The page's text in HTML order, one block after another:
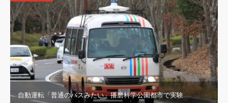
自動運転「普通のバスみたい」播磨科学公園都市で実験